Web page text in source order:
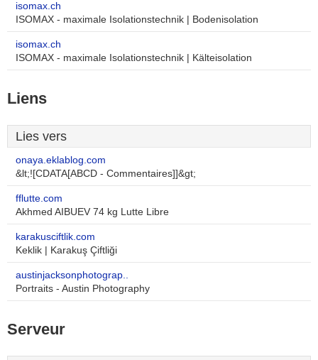
isomax.ch
ISOMAX - maximale Isolationstechnik | Bodenisolation
isomax.ch
ISOMAX - maximale Isolationstechnik | Kälteisolation
Liens
Lies vers
onaya.eklablog.com
&lt;![CDATA[ABCD - Commentaires]]&gt;
fflutte.com
Akhmed AIBUEV 74 kg Lutte Libre
karakusciftlik.com
Keklik | Karakuş Çiftliği
austinjacksonphotograp..
Portraits - Austin Photography
Serveur